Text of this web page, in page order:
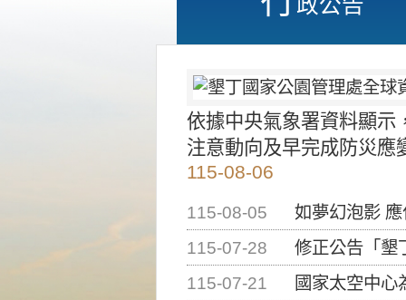
依據中央氣象署資料顯示
注意動向及早完成防災應
115-08-06
115-08-05
如夢幻泡影
115-07-28
修正公告「墾丁國家公
115-07-21
國家太空中心為辦理